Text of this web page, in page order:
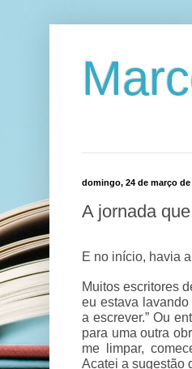
domingo, 24 de março de
A jornada
E no início, havia
Muitos escritores
eu estava
a escrever.” Ou
para uma outra
me limpar,
Acatei a sugestão